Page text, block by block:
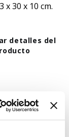
x 30 x 10 cm.
detalles del
+ 1000+ 2500+